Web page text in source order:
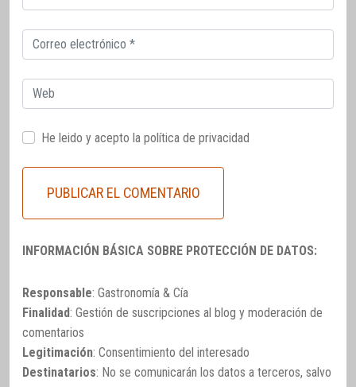
electrónico
Correo
electrónico
Web
He leido y acepto la política de privacidad
INFORMACIÓN BÁSICA SOBRE PROTECCIÓN DE DATOS:
Responsable: Gastronomía & Cía
Finalidad: Gestión de suscripciones al blog y moderación de
comentarios
Legitimación: Consentimiento del interesado
Destinatarios: No se comunicarán los datos a terceros, salvo